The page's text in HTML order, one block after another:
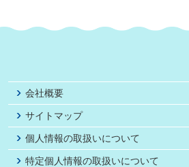
会社概要
サイトマップ
個人情報の取扱いについて
特定個人情報の取扱いについて